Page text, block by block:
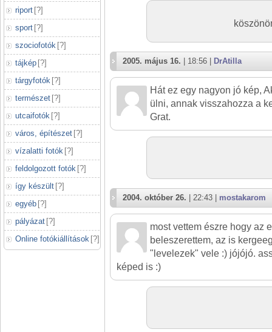
riport [?]
sport [?]
szociofotók [?]
tájkép [?]
tárgyfotók [?]
természet [?]
utcaifotók [?]
város, építészet [?]
vízalatti fotók [?]
feldolgozott fotók [?]
így készült [?]
egyéb [?]
pályázat [?]
Online fotókiállítások [?]
2005. május 16. | 18:56 | DrAtilla
Hát ez egy nagyon jó kép,
ülni, annak visszahozza a
Grat.
2004. október 26. | 22:43 | mostakarom
most vettem észre hogy az
beleszerettem, az is
"levelezek" vele :) jójójó.
képed is :)